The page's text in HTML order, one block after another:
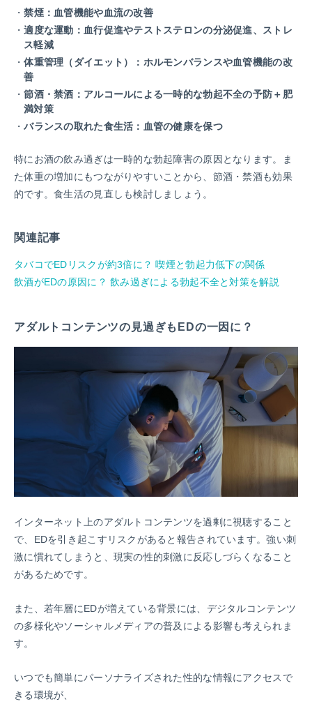
禁煙：血管機能や血流の改善
適度な運動：血行促進やテストステロンの分泌促進、ストレ
ス軽減
体重管理（ダイエット）：ホルモンバランスや血管機能の改
善
節酒・禁酒：アルコールによる一時的な勃起不全の予防＋肥
満対策
バランスの取れた食生活：血管の健康を保つ
特にお酒の飲み過ぎは一時的な勃起障害の原因となります。ま
た体重の増加にもつながりやすいことから、節酒・禁酒も効果
的です。食生活の見直しも検討しましょう。
関連記事
タバコでEDリスクが約3倍に？ 喫煙と勃起力低下の関係
飲酒がEDの原因に？ 飲み過ぎによる勃起不全と対策を解説
アダルトコンテンツの見過ぎもEDの一因に？
インターネット上のアダルトコンテンツを過剰に視聴すること
で、EDを引き起こすリスクがあると報告されています。強い刺
激に慣れてしまうと、現実の性的刺激に反応しづらくなること
があるためです。
また、若年層にEDが増えている背景には、デジタルコンテンツ
の多様化やソーシャルメディアの普及による影響も考えられま
す。
いつでも簡単にパーソナライズされた性的な情報にアクセスで
きる環境が、